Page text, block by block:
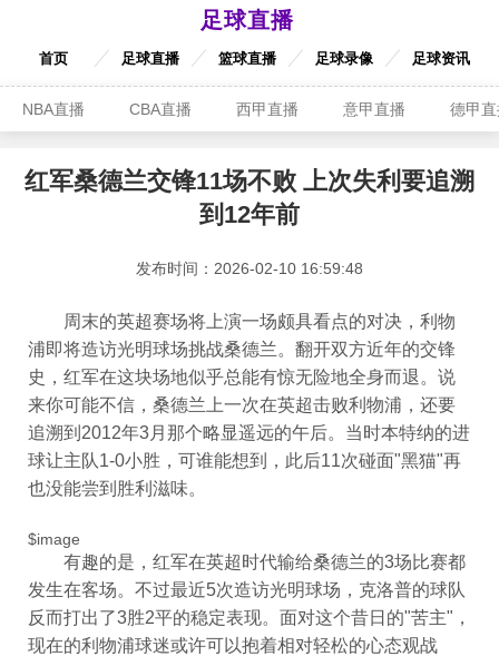
足球直播
首页 足球直播 篮球直播 足球录像 足球资讯
NBA直播 CBA直播 西甲直播 意甲直播 德甲
红军桑德兰交锋11场不败 上次失利要追溯
到12年前
发布时间：2026-02-10 16:59:48
周末的英超赛场将上演一场颇具看点的对决，利物
浦即将造访光明球场挑战桑德兰。翻开双方近年的交锋
史，红军在这块场地似乎总能有惊无险地全身而退。说
来你可能不信，桑德兰上一次在英超击败利物浦，还要
追溯到2012年3月那个略显遥远的午后。当时本特纳的进
球让主队1-0小胜，可谁能想到，此后11次碰面"黑猫"再
也没能尝到胜利滋味。
$image
有趣的是，红军在英超时代输给桑德兰的3场比赛都
发生在客场。不过最近5次造访光明球场，克洛普的球队
反而打出了3胜2平的稳定表现。面对这个昔日的"苦主"，
现在的利物浦球迷或许可以抱着相对轻松的心态观战